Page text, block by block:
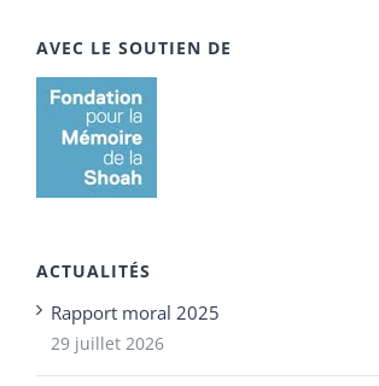
AVEC LE SOUTIEN DE
ACTUALITÉS
Rapport moral 2025
29 juillet 2026